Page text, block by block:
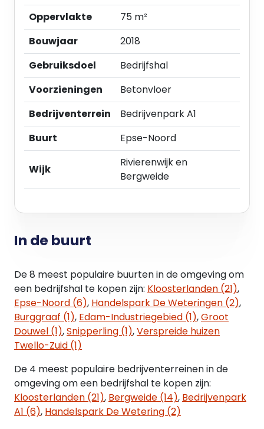
Voorbehoud:
Goedkeuring eigenaar.
Deze informatie is met grote zorgvuldigheid
samengesteld, doch aan de inhoud kunnen geen
rechten worden ontleend. Wij aanvaarden geen
aansprakelijkheid voor eventuele onjuistheden.
Oppervlakte
75 m²
Bouwjaar
2018
Gebruiksdoel
Bedrijfshal
Voorzieningen
Betonvloer
Bedrijventerrein
Bedrijvenpark A1
Buurt
Epse-Noord
Wijk
Rivierenwijk en
Bergweide
In de buurt
De 8 meest populaire buurten in de omgeving om
een bedrijfshal te kopen zijn: Kloosterlanden (21),
Epse-Noord (6), Handelspark De Weteringen (2),
Burggraaf (1), Edam-Industriegebied (1),Groot
Douwel (1),Snipperling (1),Verspreide huizen
Twello-Zuid (1)
De 4 meest populaire bedrijventerreinen in de
omgeving om een bedrijfshal te kopen zijn:
Kloosterlanden (21), Bergweide (14), Bedrijvenpark
A1 (6), Handelspark De Wetering (2)